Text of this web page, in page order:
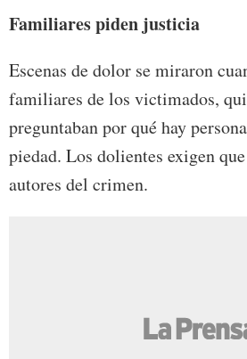
Familiares piden justicia
Escenas de dolor se miraron
familiares de los victimados,
preguntaban por qué hay
piedad. Los dolientes exigen
autores del crimen.